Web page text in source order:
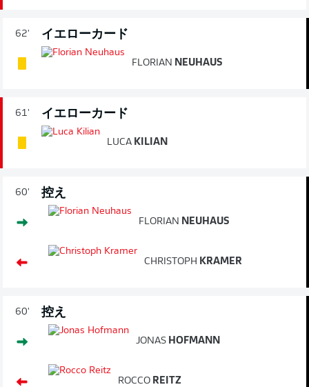
62' イエローカード
FLORIAN NEUHAUS
61' イエローカード
LUCA KILIAN
60' 控え
FLORIAN NEUHAUS
CHRISTOPH KRAMER
60' 控え
JONAS HOFMANN
ROCCO REITZ